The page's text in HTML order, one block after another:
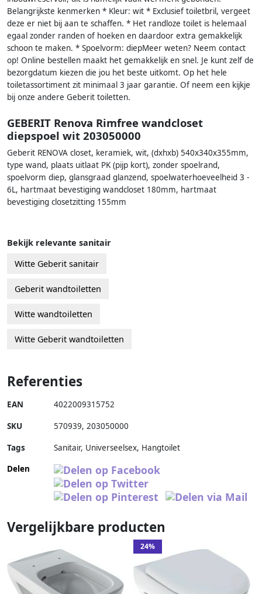
Belangrijkste kenmerken * Kleur: wit * Exclusief toiletbril, vergeet
deze er niet bij aan te schaffen. * Het randloze toilet is helemaal
egaal zonder randen of hoeken en daardoor extra gemakkelijk
schoon te maken. * Spoelvorm: diepMeer weten? Neem contact
op! Online bestellen maakt het gemakkelijk en snel. Je kunt zelf de
bezorgdatum kiezen die jou het beste uitkomt. Op het hele
toiletassortiment zit minimaal 3 jaar garantie. Of neem een kijkje
bij onze andere Geberit toiletten.
GEBERIT Renova Rimfree wandcloset
diepspoel wit 203050000
Geberit RENOVA closet, keramiek, wit, (dxhxb) 540x340x355mm,
type wand, plaats uitlaat PK (pijp kort), zonder spoelrand,
spoelvorm diep, glansgraad glanzend, spoelwaterhoeveelheid 3 -
6L, hartmaat bevestiging wandcloset 180mm, hartmaat
bevestiging closetzitting 155mm
Bekijk relevante sanitair
Witte Geberit sanitair
Geberit wandtoiletten
Witte wandtoiletten
Witte Geberit wandtoiletten
Referenties
EAN 4022009315752
SKU 570939, 203050000
Tags
Sanitair, Universeelsex, Hangtoilet
Delen
Vergelijkbare producten
24%